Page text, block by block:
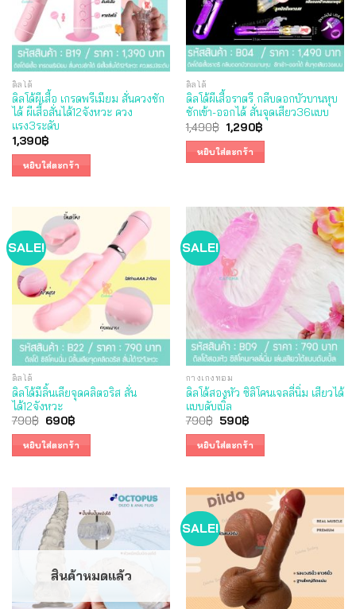
ดิลโด้
ดิลโด้ผีเสื้อ เกรดพรีเมียม สั่นควงชัก
ได้ ผีเสื้อสั่นได้12จังหวะ ควง
แรง3ระดับ
1,390฿
หยิบใส่ตะกร้า
ดิลโด้
ดิลโด้ผีเสื้อราตรี กลีบดอกบัวบานหุบ
ชักเข้า-ออกได้ สั่นจุดเสียว36แบบ
1,490฿ Original
price
was:
1,490฿.
1,290฿Current
หยิบใส่ตะกร้า
SALE!
ดิลโด้
ดิลโด้มีลิ้นเลียจุดคลิตอริส สั่น
ได้12จังหวะ
790฿ Original
was:
790฿.
690฿Current
690฿.
หยิบใส่ตะกร้า
SALE!
กางเกงทอม
ดิลโด้สองหัว ซิลิโคนเจลลี่นิ่ม เสียวได้
แบบดับเบิ้ล
790฿ Original
was:
790฿.
590฿Current
590฿.
หยิบใส่ตะกร้า
สินค้าหมดแล้ว
SALE!